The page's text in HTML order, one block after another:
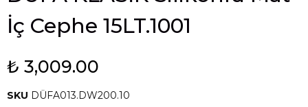
İç Cephe 15LT.1001
₺ 3,009.00
SKU DÜFA013.DW200.10